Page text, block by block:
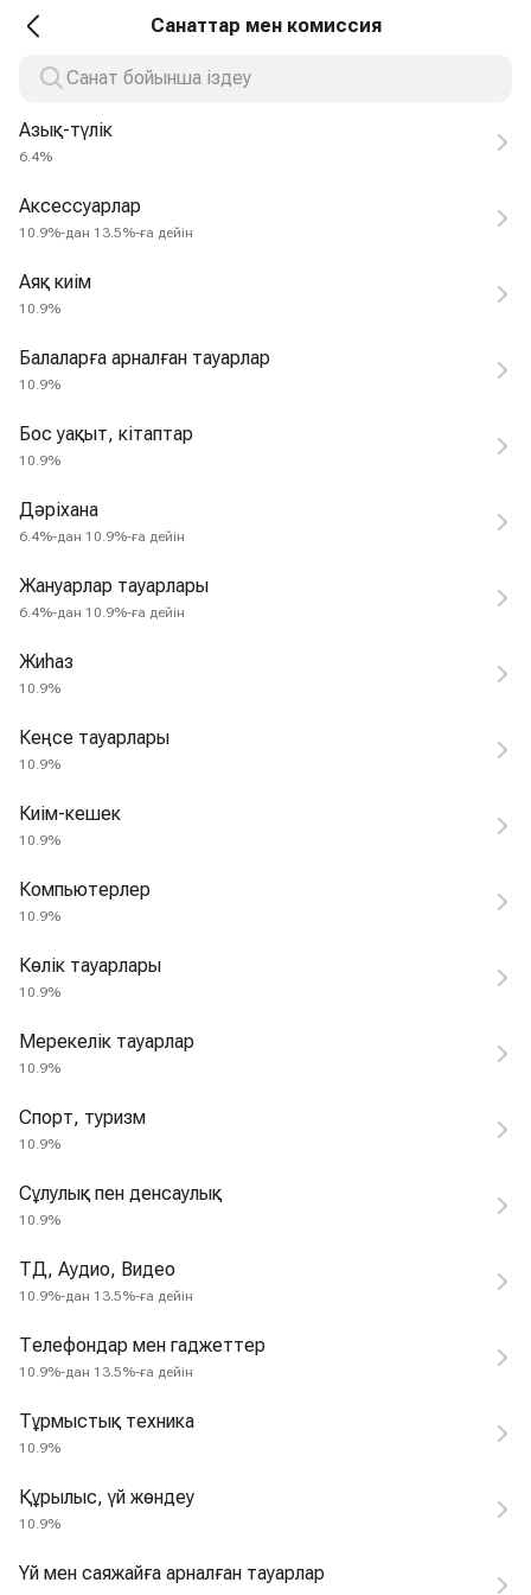
Санаттар мен комиссия
Азық-түлік
6.4%
Аксессуарлар
10.9%-дан 13.5%-ға дейін
Аяқ киім
10.9%
Балаларға арналған тауарлар
10.9%
Бос уақыт, кітаптар
10.9%
Дәріхана
6.4%-дан 10.9%-ға дейін
Жануарлар тауарлары
6.4%-дан 10.9%-ға дейін
Жиһаз
10.9%
Кеңсе тауарлары
10.9%
Киім-кешек
10.9%
Компьютерлер
10.9%
Көлік тауарлары
10.9%
Мерекелік тауарлар
10.9%
Спорт, туризм
10.9%
Сұлулық пен денсаулық
10.9%
ТД, Аудио, Видео
10.9%-дан 13.5%-ға дейін
Телефондар мен гаджеттер
10.9%-дан 13.5%-ға дейін
Тұрмыстық техника
10.9%
Құрылыс, үй жөндеу
10.9%
Үй мен саяжайға арналған тауарлар